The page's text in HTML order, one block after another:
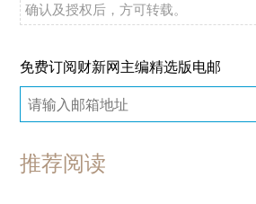
确认及授权后，方可转载。
免费订阅财新网主编精选版电邮
推荐阅读